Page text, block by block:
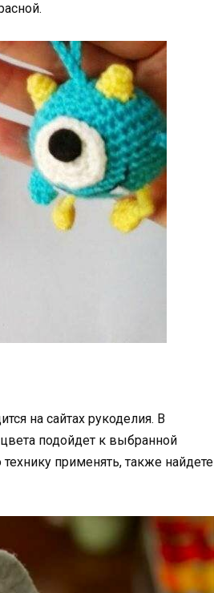
на сайтах рукоделия. В
цвета подойдет к выбранной
применять, также найдете